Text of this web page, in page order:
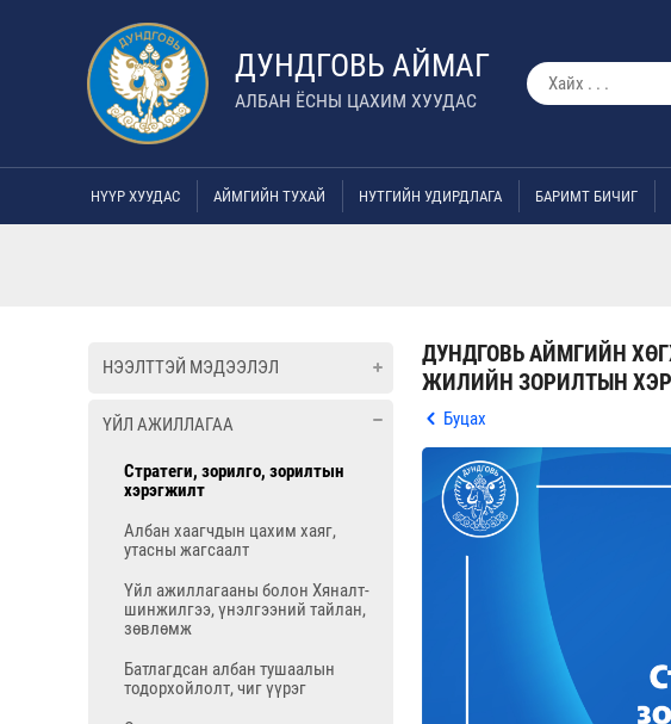
ДУНДГОВЬ АЙМАГ
АЛБАН ЁСНЫ ЦАХИМ ХУУДАС
НҮҮР ХУУДАС АЙМГИЙН ТУХАЙ НУТГИЙН УДИРДЛАГА БАРИМТ БИЧИГ
НЭЭЛТТЭЙ МЭДЭЭЛЭЛ
ҮЙЛ АЖИЛЛАГАА
Стратеги, зорилго, зорилтын
хэрэгжилт
Албан хаагчдын цахим хаяг,
утасны жагсаалт
Үйл ажиллагааны болон Хяналт-
шинжилгээ, үнэлгээний тайлан,
зөвлөмж
Батлагдсан албан тушаалын
тодорхойлолт, чиг үүрэг
ДУНДГОВЬ АЙМГИЙН
ЖИЛИЙН ЗОРИЛТЫН
Буцах